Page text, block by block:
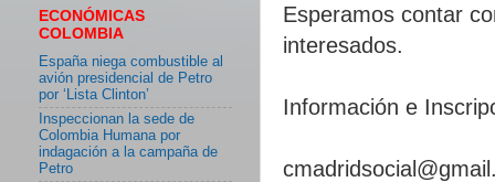
Esperamos contar
interesados.
Información e
ECONÓMICAS
COLOMBIA
España niega combustible al
avión presidencial de Petro
por ‘Lista Clinton’
Inspeccionan la sede de
Colombia Humana por
indagación a la campaña de
Petro